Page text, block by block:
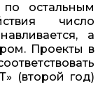
остальным
число
а
Проекты в
(второй год)